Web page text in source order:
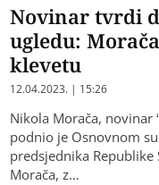
Novinar tvrdi
ugledu:
klevetu
12.04.2023. | 15:26
Nikola Morača, novinar
podnio je Osnovnom
predsjednika
Morača, z…